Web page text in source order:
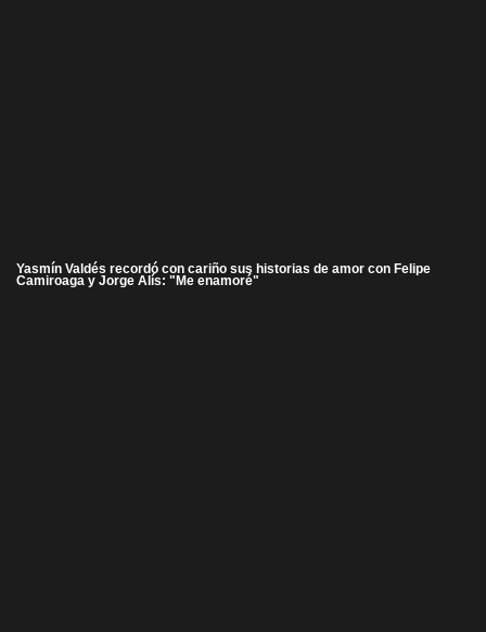
Yasmín Valdés recordó con cariño sus historias de amor con Felipe
Camiroaga y Jorge Alís: "Me enamoré"